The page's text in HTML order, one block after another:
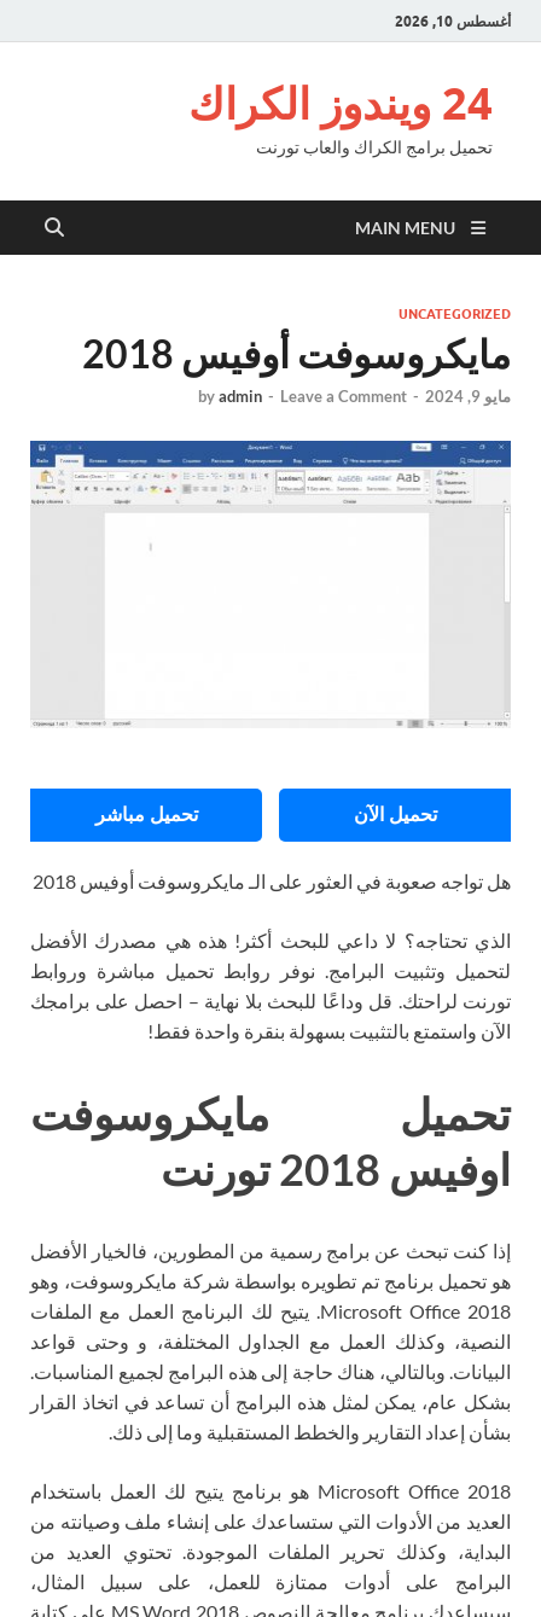
أغسطس 10, 2026
24 ويندوز الكراك
تحميل برامج الكراك والعاب تورنت
MAIN MENU
UNCATEGORIZED
مايكروسوفت أوفيس 2018
مايو 9, 2024 -
byadmin - Leave a Comment
تحميل الآن تحميل مباشر
هل تواجه صعوبة في العثور على الـ مايكروسوفت أوفيس 2018
الذي تحتاجه؟ لا داعي للبحث أكثر! هذه هي مصدرك الأفضل
لتحميل وتثبيت البرامج. نوفر روابط تحميل مباشرة وروابط
تورنت لراحتك. قل وداعًا للبحث بلا نهاية – احصل على برامجك
الآن واستمتع بالتثبيت بسهولة بنقرة واحدة فقط!
تحميل مايكروسوفت
اوفيس 2018 تورنت
إذا كنت تبحث عن برامج رسمية من المطورين، فالخيار الأفضل
هو تحميل برنامج تم تطويره بواسطة شركة مايكروسوفت، وهو
Microsoft Office 2018. يتيح لك البرنامج العمل مع الملفات
النصية، وكذلك العمل مع الجداول المختلفة، و وحتى قواعد
البيانات. وبالتالي، هناك حاجة إلى هذه البرامج لجميع المناسبات.
بشكل عام، يمكن لمثل هذه البرامج أن تساعد في اتخاذ القرار
بشأن إعداد التقارير والخطط المستقبلية وما إلى ذلك.
Microsoft Office 2018 هو برنامج يتيح لك العمل باستخدام
العديد من الأدوات التي ستساعدك على إنشاء ملف وصيانته من
البداية، وكذلك تحرير الملفات الموجودة. تحتوي العديد من
البرامج على أدوات ممتازة للعمل، على سبيل المثال،
سيساعدك برنامج معالجة النصوص MS Word 2018 على كتابة